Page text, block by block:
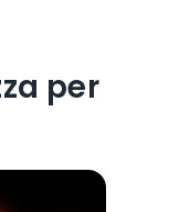
per